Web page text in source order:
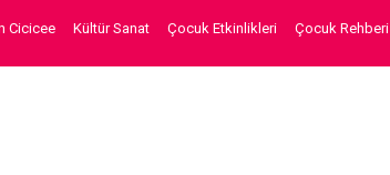
Cicicee Kültür Sanat Çocuk Etkinlikleri Çocuk Rehberi